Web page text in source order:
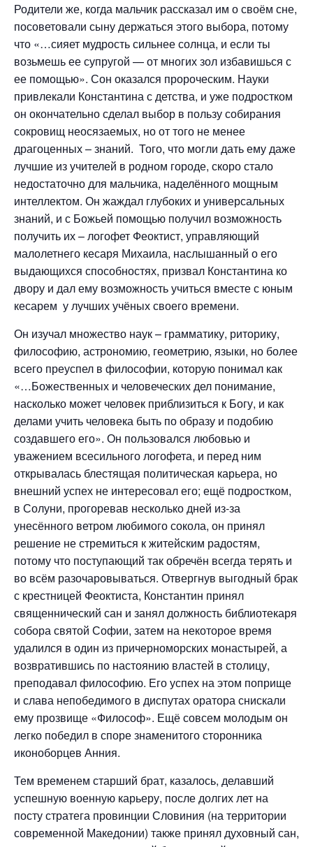
Родители же, когда мальчик рассказал им о своём сне,
посоветовали сыну держаться этого выбора, потому
что «…сияет мудрость сильнее солнца, и если ты
возьмешь ее супругой — от многих зол избавишься с
ее помощью». Сон оказался пророческим. Науки
привлекали Константина с детства, и уже подростком
он окончательно сделал выбор в пользу собирания
сокровищ неосязаемых, но от того не менее
драгоценных – знаний. Того, что могли дать ему даже
лучшие из учителей в родном городе, скоро стало
недостаточно для мальчика, наделённого мощным
интеллектом. Он жаждал глубоких и универсальных
знаний, и с Божьей помощью получил возможность
получить их – логофет Феоктист, управляющий
малолетнего кесаря Михаила, наслышанный о его
выдающихся способностях, призвал Константина ко
двору и дал ему возможность учиться вместе с юным
кесарем у лучших учёных своего времени.
Он изучал множество наук – грамматику, риторику,
философию, астрономию, геометрию, языки, но более
всего преуспел в философии, которую понимал как
«…Божественных и человеческих дел понимание,
насколько может человек приблизиться к Богу, и как
делами учить человека быть по образу и подобию
создавшего его». Он пользовался любовью и
уважением всесильного логофета, и перед ним
открывалась блестящая политическая карьера, но
внешний успех не интересовал его; ещё подростком,
в Солуни, прогоревав несколько дней из-за
унесённого ветром любимого сокола, он принял
решение не стремиться к житейским радостям,
потому что поступающий так обречён всегда терять и
во всём разочаровываться. Отвергнув выгодный брак
с крестницей Феоктиста, Константин принял
священнический сан и занял должность библиотекаря
собора святой Софии, затем на некоторое время
удалился в один из причерноморских монастырей, а
возвратившись по настоянию властей в столицу,
преподавал философию. Его успех на этом поприще
и слава непобедимого в диспутах оратора снискали
ему прозвище «Философ». Ещё совсем молодым он
легко победил в споре знаменитого сторонника
иконоборцев Анния.
Тем временем старший брат, казалось, делавший
успешную военную карьеру, после долгих лет на
посту стратега провинции Словиния (на территории
современной Македонии) также принял духовный сан,